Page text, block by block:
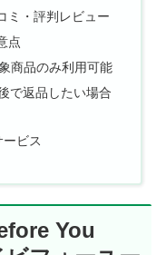
ミ・評判レビュー
点
商品のみ利用可能
で返品したい場合
ビス
You